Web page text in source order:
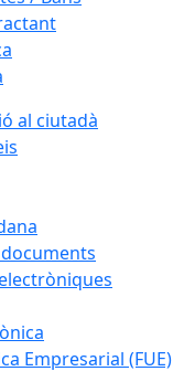
al ciutadà
Empresarial (FUE)